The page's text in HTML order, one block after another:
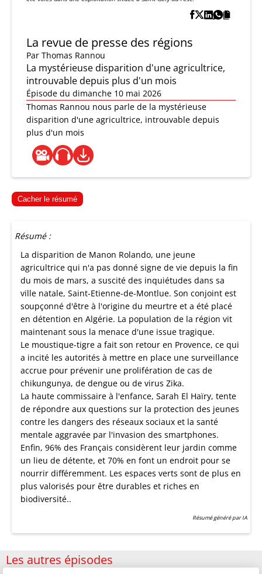
La revue de presse des régions
Par Thomas Rannou
La mystérieuse disparition d'une agricultrice,
introuvable depuis plus d'un mois
Épisode du dimanche 10 mai 2026
Thomas Rannou nous parle de la mystérieuse
disparition d'une agricultrice, introuvable depuis
plus d'un mois
Cacher le résumé
Résumé :
La disparition de Manon Rolando, une jeune
agricultrice qui n'a pas donné signe de vie depuis la fin
du mois de mars, a suscité des inquiétudes dans sa
ville natale, Saint-Etienne-de-Montlue. Son conjoint est
soupçonné d'être à l'origine du meurtre et a été placé
en détention en Algérie. La population de la région vit
maintenant sous la menace d'une issue tragique.
Le moustique-tigre a fait son retour en Provence, ce qui
a incité les autorités à mettre en place une surveillance
accrue pour prévenir une prolifération de cas de
chikungunya, de dengue ou de virus Zika.
La haute commissaire à l'enfance, Sarah El Haïry, tente
de répondre aux questions sur la protection des jeunes
contre les dangers des réseaux sociaux et la santé
mentale aggravée par l'invasion des smartphones.
Enfin, 96% des Français considèrent leur jardin comme
un lieu de détente, et 70% en font un endroit pour se
nourrir différemment. Les espaces verts sont de plus en
plus valorisés pour être durables et riches en
biodiversité..
Résumé généré par IA
Les autres épisodes